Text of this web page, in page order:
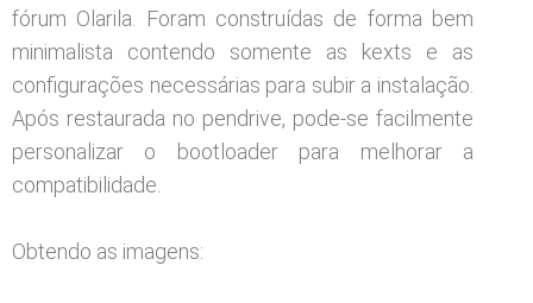
fórum Olarila. Foram construídas de forma bem
minimalista contendo somente as kexts e as
configurações necessárias para subir a instalação.
Após restaurada no pendrive, pode-se facilmente
personalizar o bootloader para melhorar a
compatibilidade.
Obtendo as imagens: